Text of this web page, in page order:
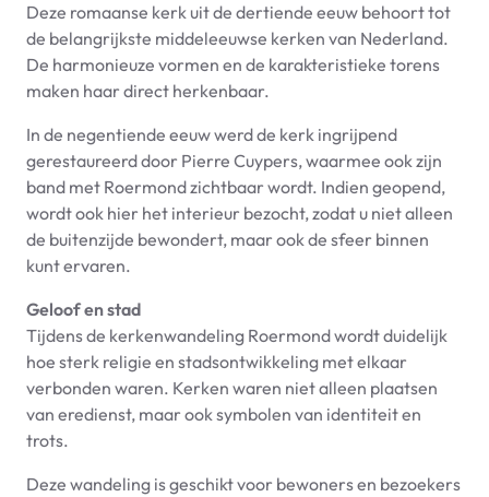
Deze romaanse kerk uit de dertiende eeuw behoort tot
de belangrijkste middeleeuwse kerken van Nederland.
De harmonieuze vormen en de karakteristieke torens
maken haar direct herkenbaar.
In de negentiende eeuw werd de kerk ingrijpend
gerestaureerd door Pierre Cuypers, waarmee ook zijn
band met Roermond zichtbaar wordt. Indien geopend,
wordt ook hier het interieur bezocht, zodat u niet alleen
de buitenzijde bewondert, maar ook de sfeer binnen
kunt ervaren.
Geloof en stad
Tijdens de kerkenwandeling Roermond wordt duidelijk
hoe sterk religie en stadsontwikkeling met elkaar
verbonden waren. Kerken waren niet alleen plaatsen
van eredienst, maar ook symbolen van identiteit en
trots.
Deze wandeling is geschikt voor bewoners en bezoekers